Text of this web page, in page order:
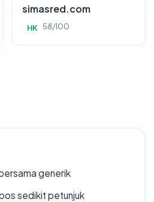
simasred.com
HK 58/100
generik
sedikit petunjuk